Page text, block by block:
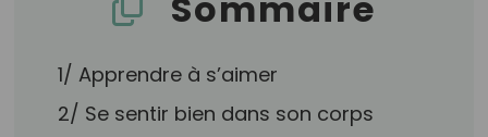
1/ Apprendre à s’aimer
2/ Se sentir bien dans son corps